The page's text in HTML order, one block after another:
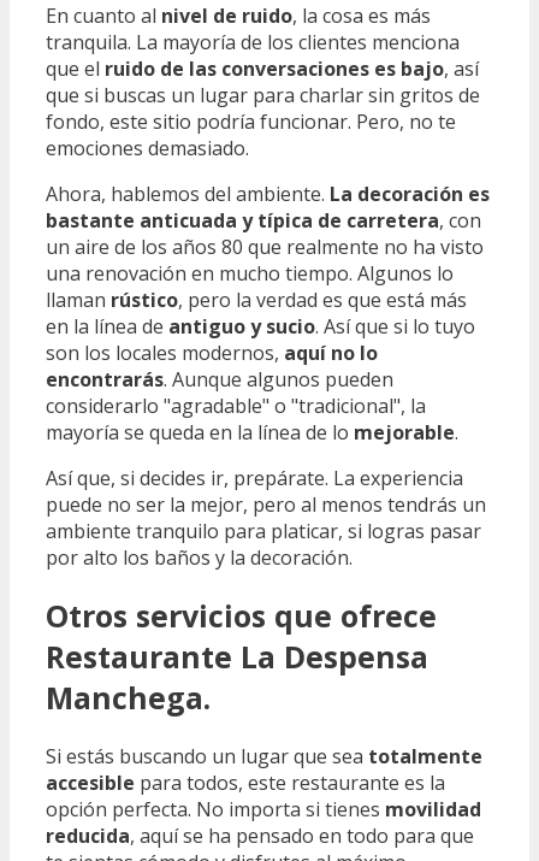
En cuanto al nivel de ruido, la cosa es más
tranquila. La mayoría de los clientes menciona
que el ruido de las conversaciones es bajo, así
que si buscas un lugar para charlar sin gritos de
fondo, este sitio podría funcionar. Pero, no te
emociones demasiado.
Ahora, hablemos del ambiente. La decoración es
bastante anticuada y típica de carretera, con
un aire de los años 80 que realmente no ha visto
una renovación en mucho tiempo. Algunos lo
llaman rústico, pero la verdad es que está más
en la línea de antiguo y sucio. Así que si lo tuyo
son los locales modernos, aquí no lo
encontrarás. Aunque algunos pueden
considerarlo "agradable" o "tradicional", la
mayoría se queda en la línea de lo mejorable.
Así que, si decides ir, prepárate. La experiencia
puede no ser la mejor, pero al menos tendrás un
ambiente tranquilo para platicar, si logras pasar
por alto los baños y la decoración.
Otros servicios que ofrece
Restaurante La Despensa
Manchega.
Si estás buscando un lugar que sea totalmente
accesible para todos, este restaurante es la
opción perfecta. No importa si tienes movilidad
reducida, aquí se ha pensado en todo para que